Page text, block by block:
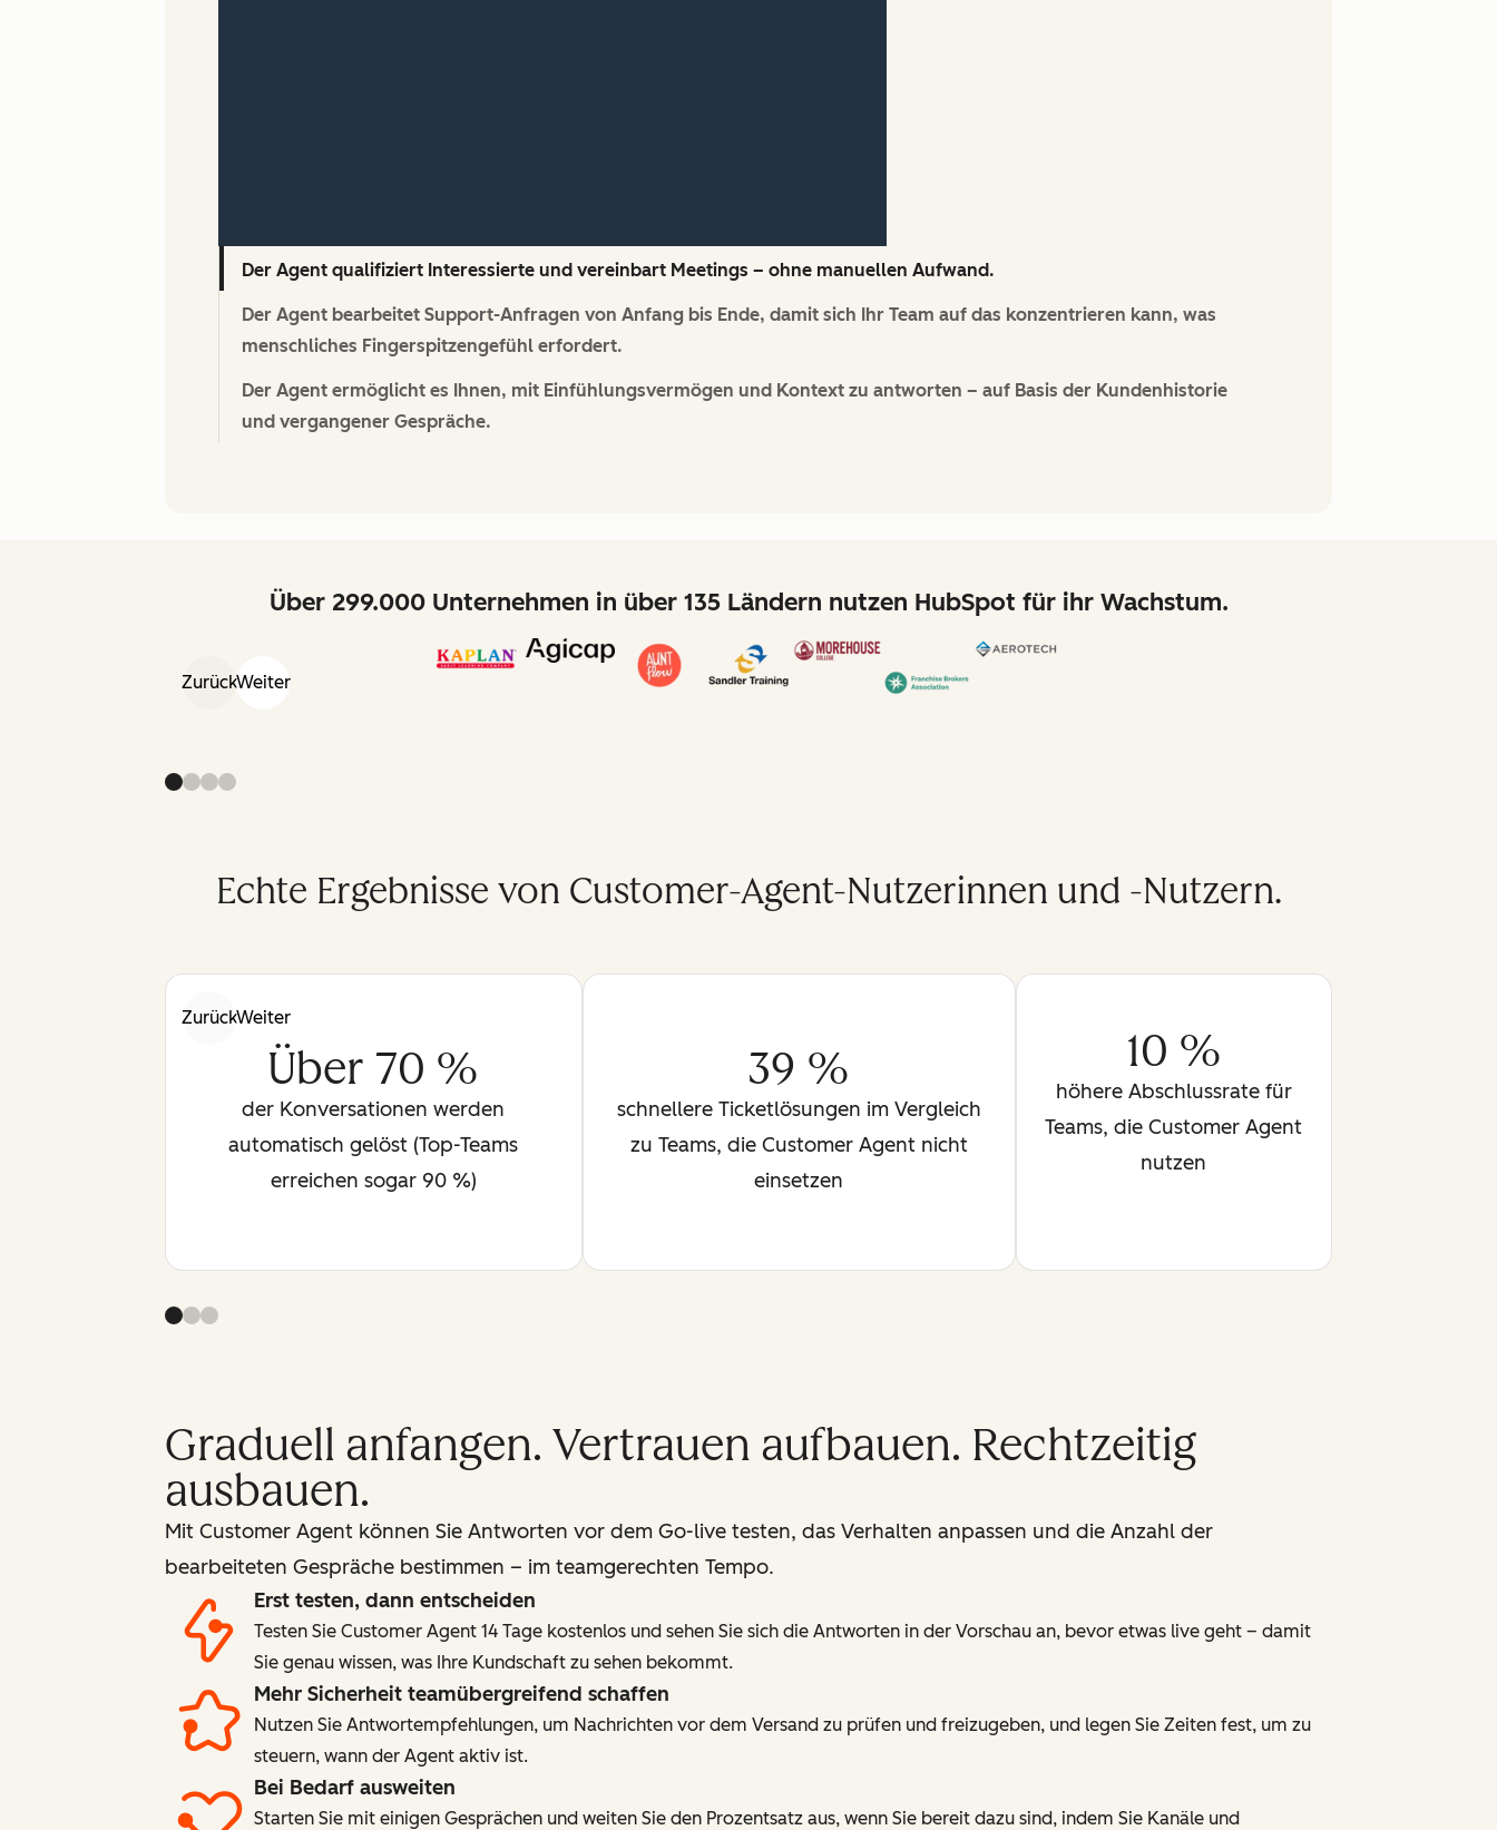
Der Agent qualifiziert Interessierte und vereinbart Meetings – ohne manuellen Aufwand.
Der Agent bearbeitet Support-Anfragen von Anfang bis Ende, damit sich Ihr Team auf das konzentrieren kann, was
menschliches Fingerspitzengefühl erfordert.
Der Agent ermöglicht es Ihnen, mit Einfühlungsvermögen und Kontext zu antworten – auf Basis der Kundenhistorie
und vergangener Gespräche.
Über 299.000 Unternehmen in über 135 Ländern nutzen HubSpot für ihr Wachstum.
ZurückWeiter
Echte Ergebnisse von Customer-Agent-Nutzerinnen und -Nutzern.
ZurückWeiter
Über 70 %
der Konversationen werden
automatisch gelöst (Top-Teams
erreichen sogar 90 %)
39 %
schnellere Ticketlösungen im Vergleich
zu Teams, die Customer Agent nicht
einsetzen
10 %
höhere Abschlussrate für
Teams, die Customer Agent
nutzen
Graduell anfangen. Vertrauen aufbauen. Rechtzeitig
ausbauen.
Mit Customer Agent können Sie Antworten vor dem Go-live testen, das Verhalten anpassen und die Anzahl der
bearbeiteten Gespräche bestimmen – im teamgerechten Tempo.
Erst testen, dann entscheiden
Testen Sie Customer Agent 14 Tage kostenlos und sehen Sie sich die Antworten in der Vorschau an, bevor etwas live geht – damit
Sie genau wissen, was Ihre Kundschaft zu sehen bekommt.
Mehr Sicherheit teamübergreifend schaffen
Nutzen Sie Antwortempfehlungen, um Nachrichten vor dem Versand zu prüfen und freizugeben, und legen Sie Zeiten fest, um zu
steuern, wann der Agent aktiv ist.
Bei Bedarf ausweiten
Starten Sie mit einigen Gesprächen und weiten Sie den Prozentsatz aus, wenn Sie bereit dazu sind, indem Sie Kanäle und